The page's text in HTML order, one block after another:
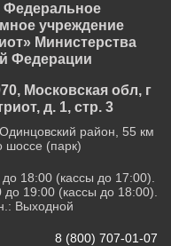
Федеральное
учреждение
Министерства
Федерации
Московская обл, г
д. 1, стр. 3
район, 55 км
шоссе (парк)
18:00 (кассы до 17:00).
19:00 (кассы до 18:00).
Выходной
8 (800) 707-01-07